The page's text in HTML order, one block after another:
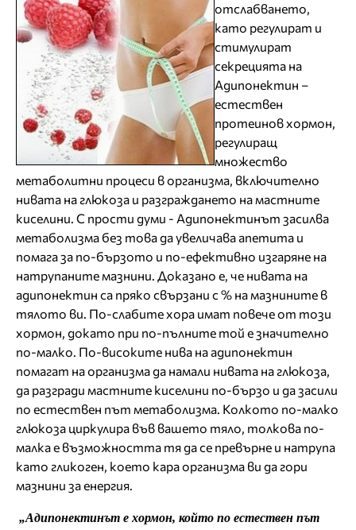
отслабването,
като регулират и
стимулират
секрецията на
Адипонектин –
естествен
протеинов хормон,
регулиращ
множество
метаболитни процеси в организма, включително
нивата на глюкоза и разграждането на мастните
киселини. С прости думи - Адипонектинът засилва
метаболизма без това да увеличава апетита и
помага за по-бързото и по-ефективно изгаряне на
натрупаните мазнини. Доказано е, че нивата на
адипонектин са пряко свързани с % на мазнините в
тялото ви. По-слабите хора имат повече от този
хормон, докато при по-пълните той е значително
по-малко. По-високите нива на адипонектин
помагат на организма да намали нивата на глюкоза,
да разгради мастните киселини по-бързо и да засили
по естествен път метаболизма. Колкото по-малко
глюкоза циркулира във вашето тяло, толкова по-
малка е възможността тя да се превърне и натрупа
като гликоген, което кара организма ви да гори
мазнини за енергия.
„Адипонектинът е хормон, който по естествен път